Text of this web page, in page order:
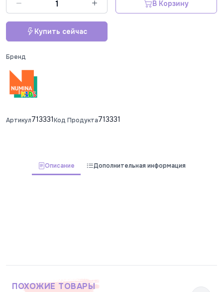
В Корзину
Купить сейчас
Бренд
Артикул713331Код Продукта713331
Описание Дополнительная информация
ПОХОЖИЕ ТОВАРЫ